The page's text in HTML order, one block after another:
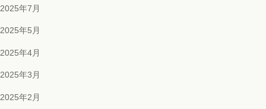
2025年7月
2025年5月
2025年4月
2025年3月
2025年2月